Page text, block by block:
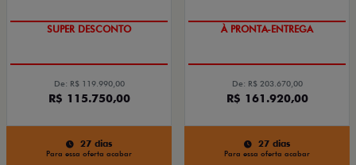
SUPER DESCONTO
De: R$ 119.990,00
R$ 115.750,00
27 dias
Para essa oferta acabar
À PRONTA-ENTREGA
De: R$ 203.670,00
R$ 161.920,00
27 dias
Para essa oferta acabar